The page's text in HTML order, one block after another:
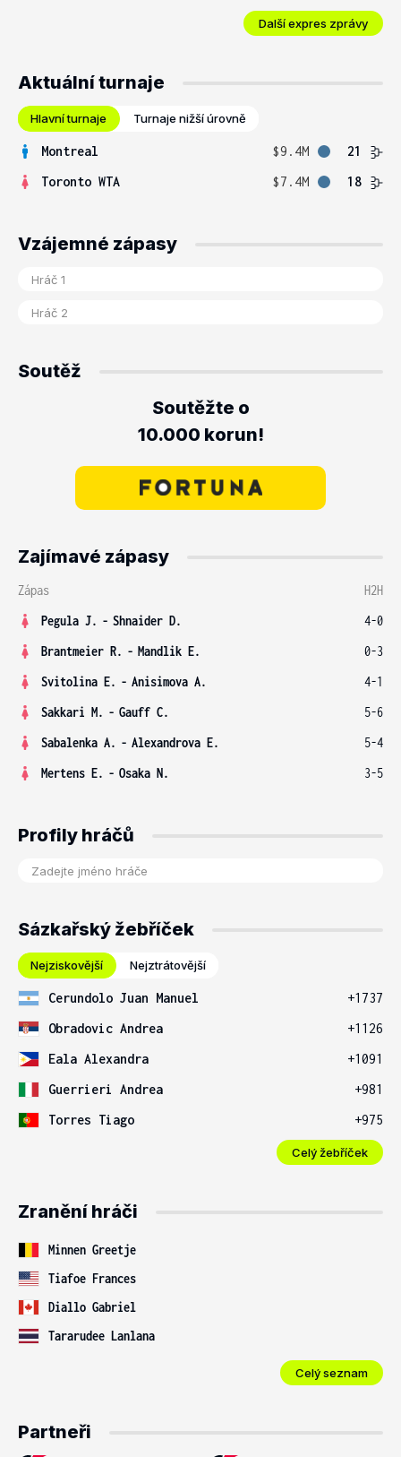
Další expres zprávy
Aktuální turnaje
Hlavní turnaje Turnaje nižší úrovně
Montreal $9.4M
21
Toronto WTA
$7.4M 18
Vzájemné zápasy
Soutěž
Soutěžte o
10.000 korun!
Zajímavé zápasy
Zápas
H2H
Pegula J. - Shnaider D.
4-0
Brantmeier R. - Mandlik E.
0-3
Svitolina E. - Anisimova A.
4-1
Sakkari M. - Gauff C.
5-6
Sabalenka A. - Alexandrova E.
5-4
Mertens E. - Osaka N. 3-5
Profily hráčů
Sázkařský žebříček
Nejziskovější Nejztrátovější
Cerundolo Juan Manuel
+1737
Obradovic Andrea
+1126
Eala Alexandra
+1091
Guerrieri Andrea
+981
Torres Tiago
+975
Celý žebříček
Zranění hráči
Minnen Greetje
Tiafoe Frances
Diallo Gabriel
Tararudee Lanlana
Celý seznam
Partneři